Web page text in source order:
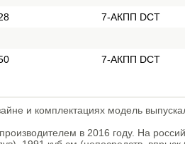
7-АКПП DCT
7-АКПП DCT
и комплектациях модель
в 2016 году. На